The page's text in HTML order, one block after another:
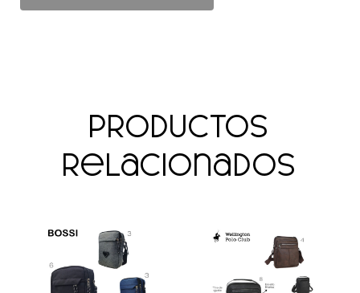
Productos
relacionados